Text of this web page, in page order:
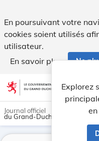
En poursuivant votre
cookies soient utilisés
utilisateur.
En savoir plus
Ne
Aller au contenu Explorez
Journal officiel
du Grand-Duché de